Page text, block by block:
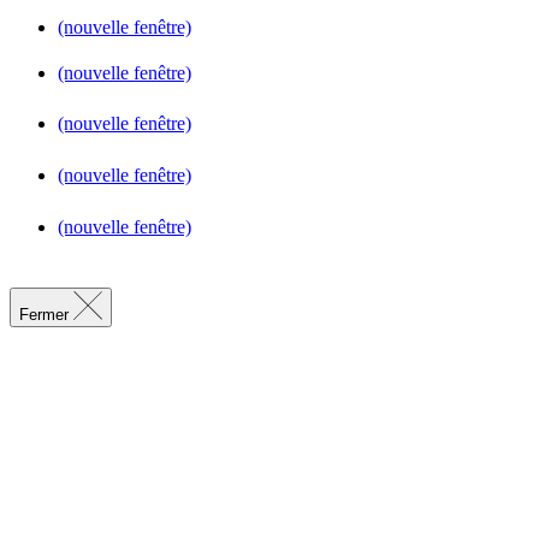
(nouvelle fenêtre)
(nouvelle fenêtre)
(nouvelle fenêtre)
(nouvelle fenêtre)
(nouvelle fenêtre)
Fermer